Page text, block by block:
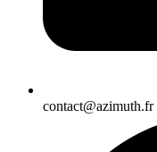
contact@azimuth.fr